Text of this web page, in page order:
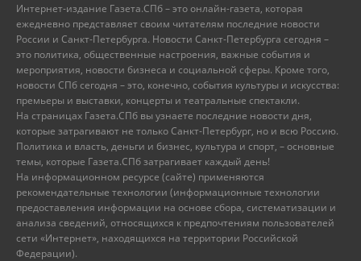
Интернет-издание Газета.СПб – это онлайн-газета, которая
ежедневно представляет своим читателям последние новости
России и Санкт-Петербурга. Новости Санкт-Петербурга сегодня –
это политика, общественные настроения, важные события и
мероприятия, новости бизнеса и социальной сферы. Кроме того,
новости СПб сегодня – это, конечно, события культуры и искусства:
премьеры и выставки, концерты и театральные спектакли.
На страницах Газета.СПб вы узнаете последние новости дня,
которые затрагивают не только Санкт-Петербург, но и всю Россию.
Политика и власть, деньги и бизнес, культура и спорт, – основные
темы, которые Газета.СПб затрагивает каждый день!
На информационном ресурсе (сайте) применяются
рекомендательные технологии (информационные технологии
предоставления информации на основе сбора, систематизации и
анализа сведений, относящихся к предпочтениям пользователей
сети «Интернет», находящихся на территории Российской
Федерации).